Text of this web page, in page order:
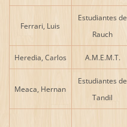
Ferrari, Luis
Estudiantes de
Rauch
Heredia, Carlos A.M.E.M.T.
Meaca, Hernan
Estudiantes de
Tandil